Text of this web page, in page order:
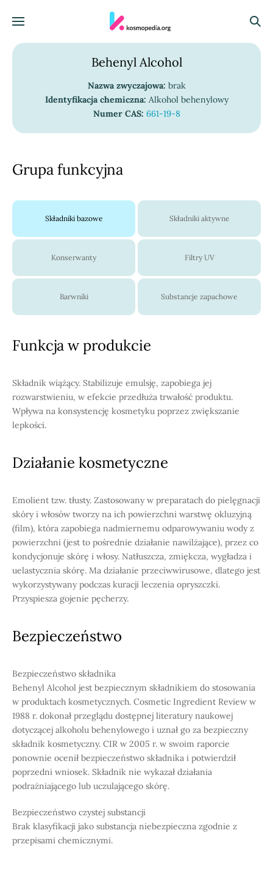
Menu
Behenyl Alcohol
Nazwa zwyczajowa: brak
Identyfikacja chemiczna: Alkohol behenylowy
Numer CAS: 661-19-8
Grupa funkcyjna
Składniki bazowe Składniki aktywne
Konserwanty Filtry UV
Barwniki Substancje zapachowe
Funkcja w produkcie
Składnik wiążący. Stabilizuje emulsję, zapobiega jej
rozwarstwieniu, w efekcie przedłuża trwałość produktu.
Wpływa na konsystencję kosmetyku poprzez zwiększanie
lepkości.
Działanie kosmetyczne
Emolient tzw. tłusty. Zastosowany w preparatach do pielęgnacji
skóry i włosów tworzy na ich powierzchni warstwę okluzyjną
(film), która zapobiega nadmiernemu odparowywaniu wody z
powierzchni (jest to pośrednie działanie nawilżające), przez co
kondycjonuje skórę i włosy. Natłuszcza, zmiękcza, wygładza i
uelastycznia skórę. Ma działanie przeciwwirusowe, dlatego jest
wykorzystywany podczas kuracji leczenia opryszczki.
Przyspiesza gojenie pęcherzy.
Bezpieczeństwo
Bezpieczeństwo składnika
Behenyl Alcohol jest bezpiecznym składnikiem do stosowania
w produktach kosmetycznych. Cosmetic Ingredient Review w
1988 r. dokonał przeglądu dostępnej literatury naukowej
dotyczącej alkoholu behenylowego i uznał go za bezpieczny
składnik kosmetyczny. CIR w 2005 r. w swoim raporcie
ponownie ocenił bezpieczeństwo składnika i potwierdził
poprzedni wniosek. Składnik nie wykazał działania
podrażniającego lub uczulającego skórę.
Bezpieczeństwo czystej substancji
Brak klasyfikacji jako substancja niebezpieczna zgodnie z
przepisami chemicznymi.